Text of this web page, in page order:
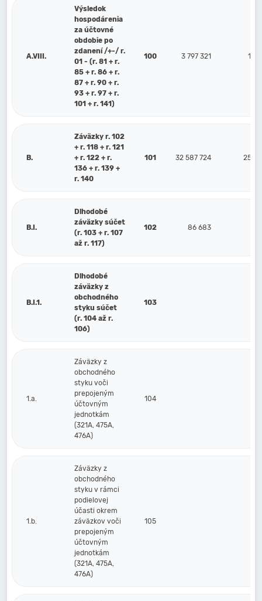
A.VIII.
Výsledok
hospodárenia
za účtovné
obdobie po
zdanení /+-/ r.
01 - (r. 81 + r.
85 + r. 86 + r.
87 + r. 90 + r.
93 + r. 97 + r.
101 + r. 141)
100 3 797 321 1
B.
Záväzky r. 102
+ r. 118 + r. 121
+ r. 122 + r.
136 + r. 139 +
r. 140
101 32 587 724 25
B.I.
Dlhodobé
záväzky súčet
(r. 103 + r. 107
až r. 117)
102 86 683
B.I.1.
Dlhodobé
záväzky z
obchodného
styku súčet
(r. 104 až r.
106)
103
1.a.
Záväzky z
obchodného
styku voči
prepojeným
účtovným
jednotkám
(321A, 475A,
476A)
104
1.b.
Záväzky z
obchodného
styku v rámci
podielovej
účasti okrem
záväzkov voči
prepojeným
účtovným
jednotkám
(321A, 475A,
476A)
105